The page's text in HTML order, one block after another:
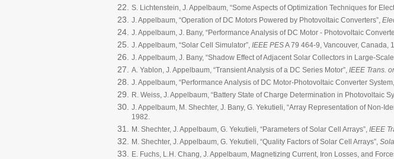
S. Lichtenstein, J. Appelbaum, “Some Aspects of Optimization Techniques for
J. Appelbaum, “Operation of DC Motors Powered by Photovoltaic Converters”,
J. Appelbaum, J. Bany, “Performance Analysis of DC Motor - Photovoltaic
J. Appelbaum, “Solar Cell Simulator”, IEEE PESA 79 464-9, Vancouver, Canada,
J. Appelbaum, J. Bany, “Shadow Effect of Adjacent Solar Collectors in Large-
A. Yablon, J. Appelbaum, “Transient Analysis of a DC Series Motor”, IEEE Trans.
J. Appelbaum, “Performance Analysis of DC Motor-Photovoltaic Converter
R. Weiss, J. Appelbaum, “Battery State of Charge Determination in Photovoltaic
J. Appelbaum, M. Shechter, J. Bany, G. Yekutieli, “Array Representation of Non-
1982.
M. Shechter, J. Appelbaum, G. Yekutieli, “Parameters of Solar Cell Arrays”, IEEE
M. Shechter, J. Appelbaum, G. Yekutieli, “Quality Factors of Solar Cell Arrays”,
E. Fuchs, L.H. Chang, J. Appelbaum, Magnetizing Current, Iron Losses, and